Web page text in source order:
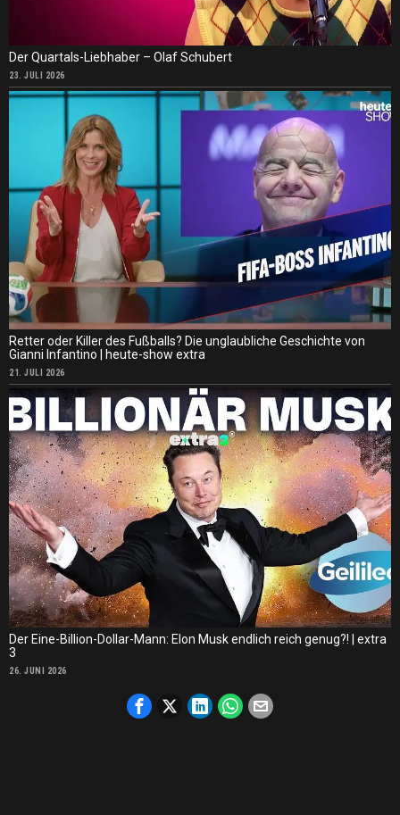
Der Quartals-Liebhaber – Olaf Schubert
23. JULI 2026
Retter oder Killer des Fußballs? Die unglaubliche Geschichte von
Gianni Infantino | heute-show extra
21. JULI 2026
Der Eine-Billion-Dollar-Mann: Elon Musk endlich reich genug?! | extra
3
26. JUNI 2026